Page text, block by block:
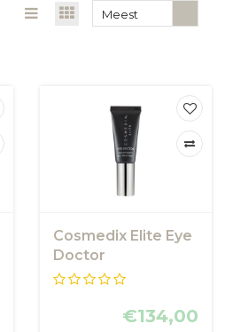
Meest
Cosmedix Elite Eye
Doctor
€134,00